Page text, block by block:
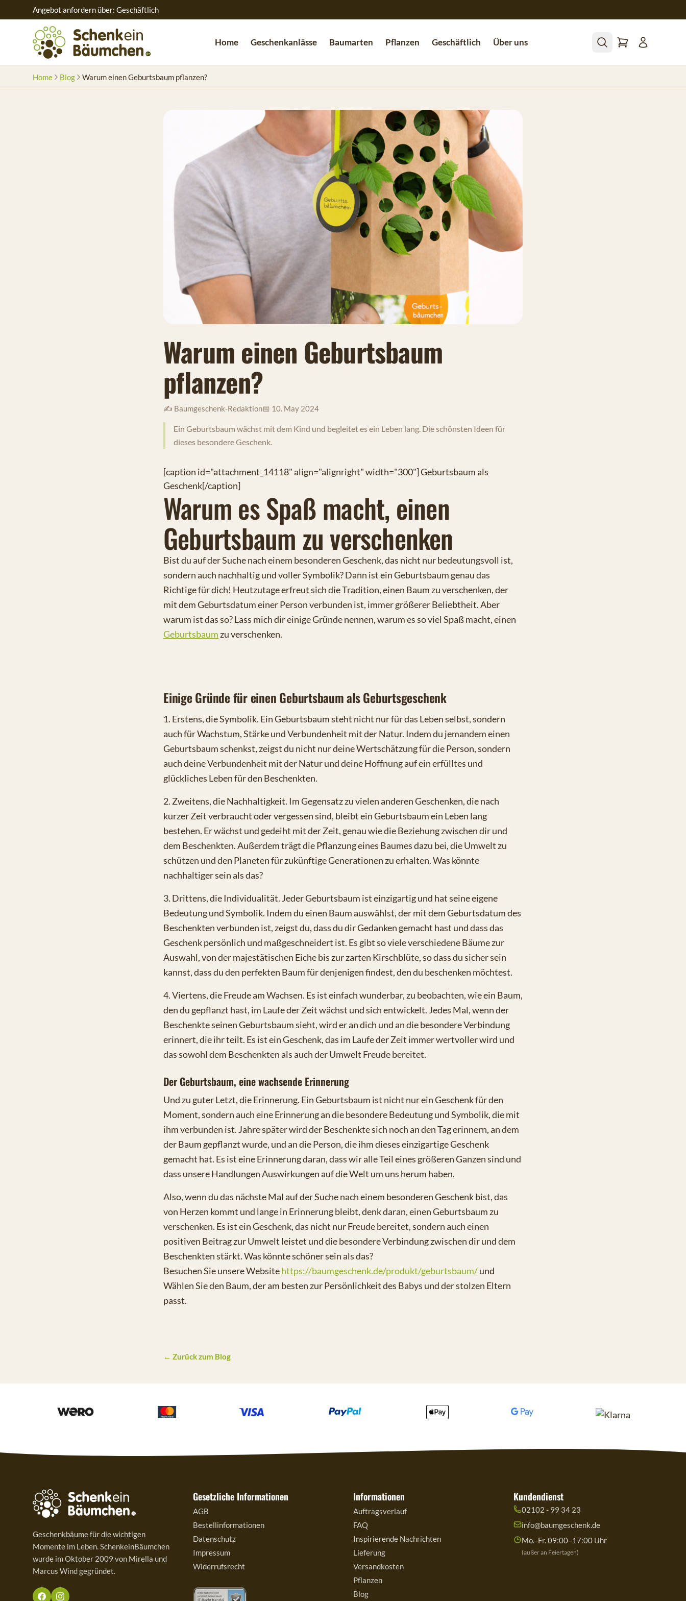
Angebot anfordern über: Geschäftlich
Home Geschenkanlässe Baumarten Pflanzen Geschäftlich Über uns
Home Blog Warum einen Geburtsbaum pflanzen?
Warum einen Geburtsbaum
pflanzen?
✍️ Baumgeschenk-Redaktion📅 10. May 2024
Ein Geburtsbaum wächst mit dem Kind und begleitet es ein Leben lang. Die schönsten Ideen für
dieses besondere Geschenk.
[caption id="attachment_14118" align="alignright" width="300"] Geburtsbaum als
Geschenk[/caption]
Warum es Spaß macht, einen
Geburtsbaum zu verschenken
Bist du auf der Suche nach einem besonderen Geschenk, das nicht nur bedeutungsvoll ist,
sondern auch nachhaltig und voller Symbolik? Dann ist ein Geburtsbaum genau das
Richtige für dich! Heutzutage erfreut sich die Tradition, einen Baum zu verschenken, der
mit dem Geburtsdatum einer Person verbunden ist, immer größerer Beliebtheit. Aber
warum ist das so? Lass mich dir einige Gründe nennen, warum es so viel Spaß macht, einen
Geburtsbaum zu verschenken.
Einige Gründe für einen Geburtsbaum als Geburtsgeschenk
1. Erstens, die Symbolik. Ein Geburtsbaum steht nicht nur für das Leben selbst, sondern
auch für Wachstum, Stärke und Verbundenheit mit der Natur. Indem du jemandem einen
Geburtsbaum schenkst, zeigst du nicht nur deine Wertschätzung für die Person, sondern
auch deine Verbundenheit mit der Natur und deine Hoffnung auf ein erfülltes und
glückliches Leben für den Beschenkten.
2. Zweitens, die Nachhaltigkeit. Im Gegensatz zu vielen anderen Geschenken, die nach
kurzer Zeit verbraucht oder vergessen sind, bleibt ein Geburtsbaum ein Leben lang
bestehen. Er wächst und gedeiht mit der Zeit, genau wie die Beziehung zwischen dir und
dem Beschenkten. Außerdem trägt die Pflanzung eines Baumes dazu bei, die Umwelt zu
schützen und den Planeten für zukünftige Generationen zu erhalten. Was könnte
nachhaltiger sein als das?
3. Drittens, die Individualität. Jeder Geburtsbaum ist einzigartig und hat seine eigene
Bedeutung und Symbolik. Indem du einen Baum auswählst, der mit dem Geburtsdatum des
Beschenkten verbunden ist, zeigst du, dass du dir Gedanken gemacht hast und dass das
Geschenk persönlich und maßgeschneidert ist. Es gibt so viele verschiedene Bäume zur
Auswahl, von der majestätischen Eiche bis zur zarten Kirschblüte, so dass du sicher sein
kannst, dass du den perfekten Baum für denjenigen findest, den du beschenken möchtest.
4. Viertens, die Freude am Wachsen. Es ist einfach wunderbar, zu beobachten, wie ein Baum,
den du gepflanzt hast, im Laufe der Zeit wächst und sich entwickelt. Jedes Mal, wenn der
Beschenkte seinen Geburtsbaum sieht, wird er an dich und an die besondere Verbindung
erinnert, die ihr teilt. Es ist ein Geschenk, das im Laufe der Zeit immer wertvoller wird und
das sowohl dem Beschenkten als auch der Umwelt Freude bereitet.
Der Geburtsbaum, eine wachsende Erinnerung
Und zu guter Letzt, die Erinnerung. Ein Geburtsbaum ist nicht nur ein Geschenk für den
Moment, sondern auch eine Erinnerung an die besondere Bedeutung und Symbolik, die mit
ihm verbunden ist. Jahre später wird der Beschenkte sich noch an den Tag erinnern, an dem
der Baum gepflanzt wurde, und an die Person, die ihm dieses einzigartige Geschenk
gemacht hat. Es ist eine Erinnerung daran, dass wir alle Teil eines größeren Ganzen sind und
dass unsere Handlungen Auswirkungen auf die Welt um uns herum haben.
Also, wenn du das nächste Mal auf der Suche nach einem besonderen Geschenk bist, das
von Herzen kommt und lange in Erinnerung bleibt, denk daran, einen Geburtsbaum zu
verschenken. Es ist ein Geschenk, das nicht nur Freude bereitet, sondern auch einen
positiven Beitrag zur Umwelt leistet und die besondere Verbindung zwischen dir und dem
Beschenkten stärkt. Was könnte schöner sein als das?
Besuchen Sie unsere Websitehttps://baumgeschenk.de/produkt/geburtsbaum/und
Wählen Sie den Baum, der am besten zur Persönlichkeit des Babys und der stolzen Eltern
passt.
← Zurück zum Blog
Geschenkbäume für die wichtigen
Momente im Leben. SchenkeinBäumchen
wurde im Oktober 2009 von Mirella und
Marcus Wind gegründet.
Gesetzliche Informationen
AGB
Bestellinformationen
Datenschutz
Impressum
Widerrufsrecht
Informationen
Auftragsverlauf
FAQ
Inspirierende Nachrichten
Lieferung
Versandkosten
Pflanzen
Blog
Kundendienst
02102 - 99 34 23
info@baumgeschenk.de
Mo.–Fr. 09:00–17:00 Uhr
(außer an Feiertagen)